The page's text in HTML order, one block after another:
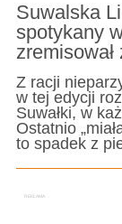
Suwalska
spotykany
Z racji
w tej edycji
Suwałki, w
Ostatnio
to spadek z